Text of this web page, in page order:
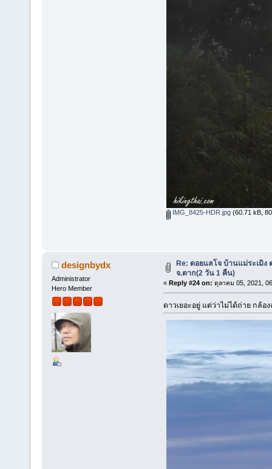
IMG_8425-HDR.jpg(60.71 kB,
designbydx
Administrator
Hero Member
Re: ดอยแลโจ บ้านแม่ระเมิง
จ.ตาก(2 วัน 1 คืน)
« Reply #24 on: ตุลาคม 05, 2021,
ดาวเยอะอยู่ แต่ว่าไม่ได้ถ่าย กล้อ